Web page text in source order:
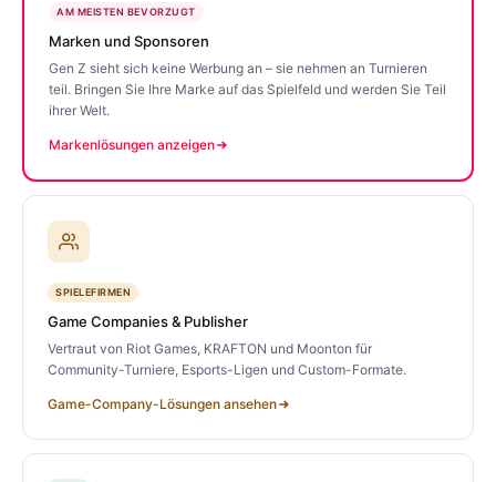
AM MEISTEN BEVORZUGT
Marken und Sponsoren
Gen Z sieht sich keine Werbung an – sie nehmen an Turnieren
teil. Bringen Sie Ihre Marke auf das Spielfeld und werden Sie Teil
ihrer Welt.
Markenlösungen anzeigen
SPIELEFIRMEN
Game Companies & Publisher
Vertraut von Riot Games, KRAFTON und Moonton für
Community-Turniere, Esports-Ligen und Custom-Formate.
Game-Company-Lösungen ansehen